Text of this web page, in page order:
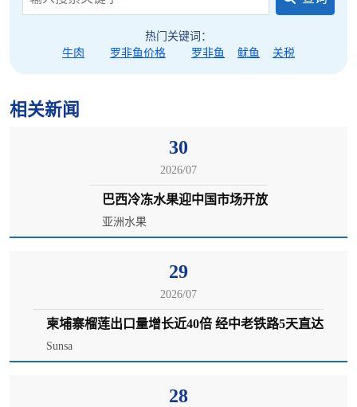
热门关键词：
牛肉
罗非鱼价格 罗非鱼 鱿鱼 关税
相关新闻
30
2026/07
巴西冷冻水果迎中国市场开放
亚洲水果
29
2026/07
柬埔寨榴莲出口量增长近40倍 经中老铁路5天直达
Sunsa
28